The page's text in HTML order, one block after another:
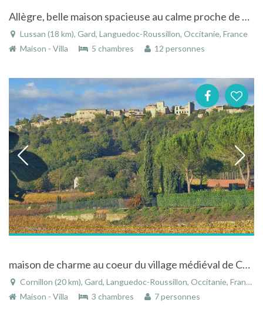
Allègre, belle maison spacieuse au calme proche de Lussan
Lussan (18 km), Gard, Languedoc-Roussillon, Occitanie, France
Maison - Villa
5 chambres 12 personnes
maison de charme au coeur du village médiéval de Cornillon
Cornillon (20 km), Gard, Languedoc-Roussillon, Occitanie, France
Maison - Villa
3 chambres 7 personnes